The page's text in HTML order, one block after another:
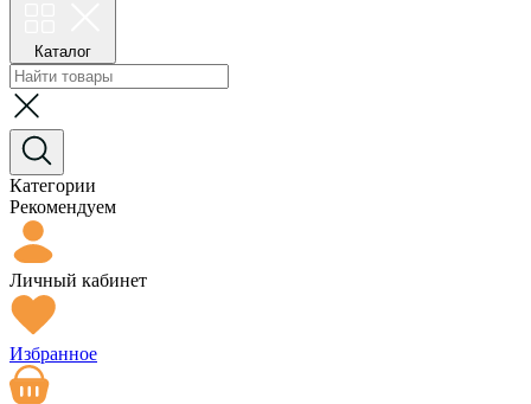
Каталог
Категории
Рекомендуем
Личный кабинет
Избранное